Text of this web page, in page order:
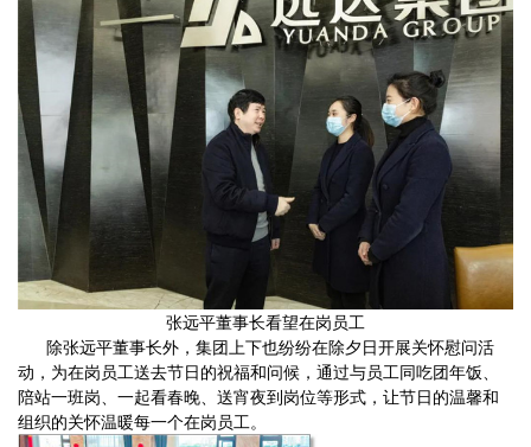
张远平董事长看望在岗员工
除张远平董事长外，集团上下也纷纷在除夕日开展关怀慰问活
动，为在岗员工送去节日的祝福和问候，通过与员工同吃团年饭、
陪站一班岗、一起看春晚、送宵夜到岗位等形式，让节日的温馨和
组织的关怀温暖每一个在岗员工。